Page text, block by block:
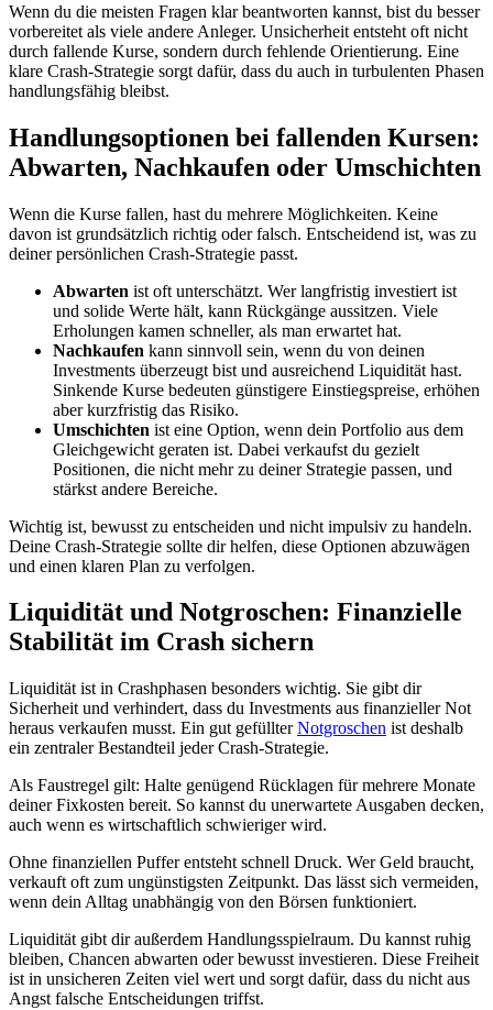
Wenn du die meisten Fragen klar beantworten kannst, bist du besser
vorbereitet als viele andere Anleger. Unsicherheit entsteht oft nicht
durch fallende Kurse, sondern durch fehlende Orientierung. Eine
klare Crash-Strategie sorgt dafür, dass du auch in turbulenten Phasen
handlungsfähig bleibst.
Handlungsoptionen bei fallenden Kursen:
Abwarten, Nachkaufen oder Umschichten
Wenn die Kurse fallen, hast du mehrere Möglichkeiten. Keine
davon ist grundsätzlich richtig oder falsch. Entscheidend ist, was zu
deiner persönlichen Crash-Strategie passt.
Abwarten ist oft unterschätzt. Wer langfristig investiert ist
und solide Werte hält, kann Rückgänge aussitzen. Viele
Erholungen kamen schneller, als man erwartet hat.
Nachkaufen kann sinnvoll sein, wenn du von deinen
Investments überzeugt bist und ausreichend Liquidität hast.
Sinkende Kurse bedeuten günstigere Einstiegspreise, erhöhen
aber kurzfristig das Risiko.
Umschichten ist eine Option, wenn dein Portfolio aus dem
Gleichgewicht geraten ist. Dabei verkaufst du gezielt
Positionen, die nicht mehr zu deiner Strategie passen, und
stärkst andere Bereiche.
Wichtig ist, bewusst zu entscheiden und nicht impulsiv zu handeln.
Deine Crash-Strategie sollte dir helfen, diese Optionen abzuwägen
und einen klaren Plan zu verfolgen.
Liquidität und Notgroschen: Finanzielle
Stabilität im Crash sichern
Liquidität ist in Crashphasen besonders wichtig. Sie gibt dir
Sicherheit und verhindert, dass du Investments aus finanzieller Not
heraus verkaufen musst. Ein gut gefüllterNotgroschen ist deshalb
ein zentraler Bestandteil jeder Crash-Strategie.
Als Faustregel gilt: Halte genügend Rücklagen für mehrere Monate
deiner Fixkosten bereit. So kannst du unerwartete Ausgaben decken,
auch wenn es wirtschaftlich schwieriger wird.
Ohne finanziellen Puffer entsteht schnell Druck. Wer Geld braucht,
verkauft oft zum ungünstigsten Zeitpunkt. Das lässt sich vermeiden,
wenn dein Alltag unabhängig von den Börsen funktioniert.
Liquidität gibt dir außerdem Handlungsspielraum. Du kannst ruhig
bleiben, Chancen abwarten oder bewusst investieren. Diese Freiheit
ist in unsicheren Zeiten viel wert und sorgt dafür, dass du nicht aus
Angst falsche Entscheidungen triffst.